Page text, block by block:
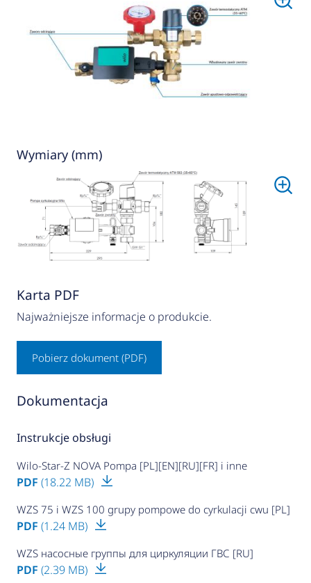
Wymiary (mm)
Karta PDF
Najważniejsze informacje o produkcie.
Pobierz dokument (PDF)
Dokumentacja
Instrukcje obsługi
Wilo-Star-Z NOVA Pompa [PL][EN][RU][FR] i inne
PDF (18.22 MB)
WZS 75 i WZS 100 grupy pompowe do cyrkulacji cwu [PL]
PDF (1.24 MB)
WZS насосные группы для циркуляции ГВС [RU]
PDF (2.39 MB)